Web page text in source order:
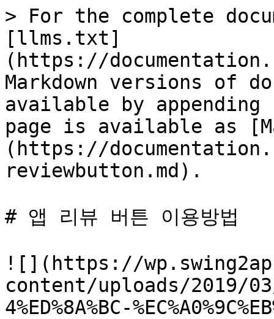
> For the complete
[llms.txt]
(https://
Markdown versions of
available by
page is available as
(https://
reviewbutton.md).
# 앱 리뷰 버튼 이용방법
![](https://
content/uploads/2019/03/
4%ED%8A%BC-